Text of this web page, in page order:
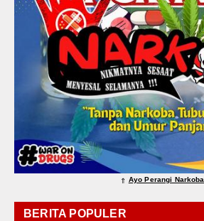
⇑ Ayo Perangi Narkoba
BERITA POPULER